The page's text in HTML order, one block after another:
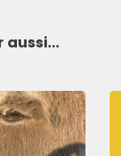
aussi…